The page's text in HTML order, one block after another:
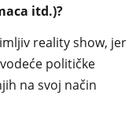
itd.)?
reality show, jer
političke
na svoj način